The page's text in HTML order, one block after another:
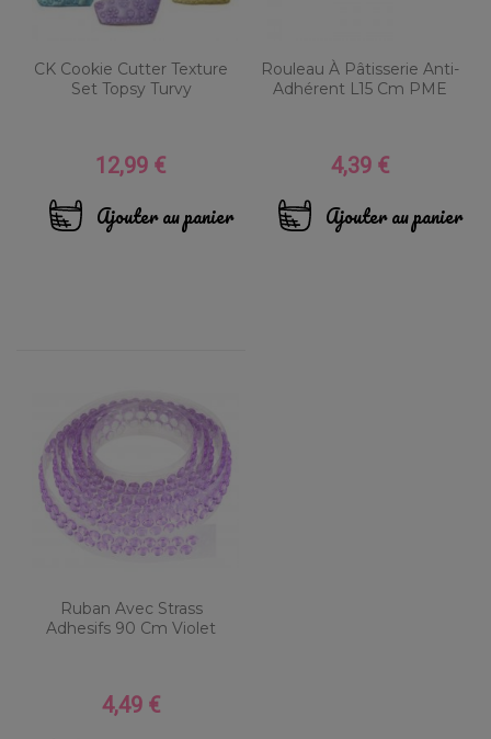
CK Cookie Cutter Texture
Set Topsy Turvy
Prix
12,99 €
Ajouter au panier
Rouleau À Pâtisserie Anti-
Adhérent L15 Cm PME
Prix
4,39 €
Ajouter au panier
Ruban Avec Strass
Adhesifs 90 Cm Violet
Prix
4,49 €